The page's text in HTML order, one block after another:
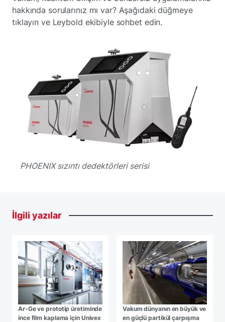
hakkında sorularınız mı var? Aşağıdaki düğmeye
tıklayın ve Leybold ekibiyle sohbet edin.
PHOENIX sızıntı dedektörleri serisi
İlgili yazılar
Ar-Ge ve prototip üretiminde
ince film kaplama için Univex
Vakum dünyanın en büyük ve
en güçlü partikül çarpışma